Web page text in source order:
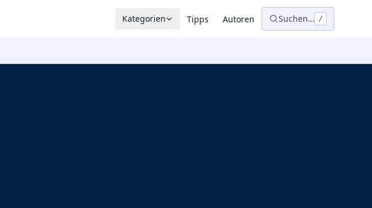
Kategorien Tipps Autoren Suchen… /